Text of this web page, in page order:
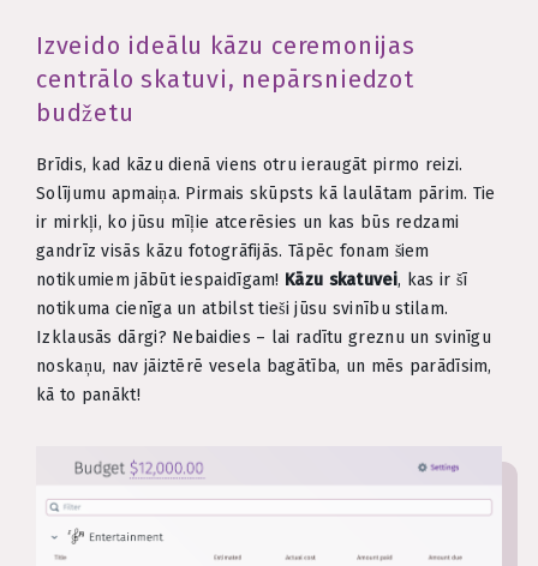
Izveido ideālu kāzu ceremonijas
centrālo skatuvi, nepārsniedzot
budžetu
Brīdis, kad kāzu dienā viens otru ieraugāt pirmo reizi.
Solījumu apmaiņa. Pirmais skūpsts kā laulātam pārim. Tie
ir mirkļi, ko jūsu mīļie atcerēsies un kas būs redzami
gandrīz visās kāzu fotogrāfijās. Tāpēc fonam šiem
notikumiem jābūt iespaidīgam! Kāzu skatuvei, kas ir šī
notikuma cienīga un atbilst tieši jūsu svinību stilam.
Izklausās dārgi? Nebaidies – lai radītu greznu un svinīgu
noskaņu, nav jāiztērē vesela bagātība, un mēs parādīsim,
kā to panākt!